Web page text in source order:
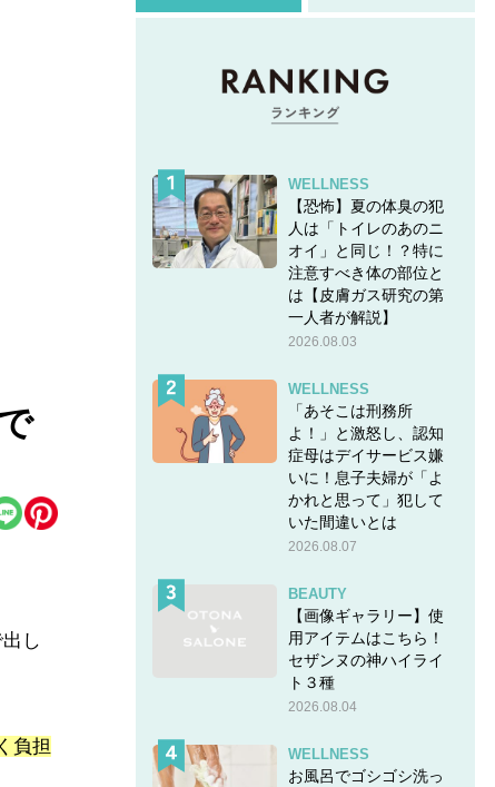
し
負担
WELLNESS
【恐怖】夏の体臭の犯
人は「トイレのあのニ
オイ」と同じ！？特に
注意すべき体の部位と
は【皮膚ガス研究の第
一人者が解説】
2026.08.03
WELLNESS
「あそこは刑務所
よ！」と激怒し、認知
症母はデイサービス嫌
いに！息子夫婦が「よ
かれと思って」犯して
いた間違いとは
2026.08.07
BEAUTY
【画像ギャラリー】使
用アイテムはこちら！
セザンヌの神ハイライ
ト３種
2026.08.04
WELLNESS
お風呂でゴシゴシ洗っ